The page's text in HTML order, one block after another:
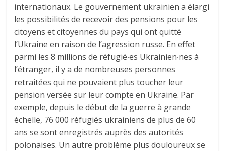
internationaux. Le gouvernement ukrainien a élargi
les possibilités de recevoir des pensions pour les
citoyens et citoyennes du pays qui ont quitté
l’Ukraine en raison de l’agression russe. En effet
parmi les 8 millions de réfugié∙es Ukrainien∙nes à
l’étranger, il y a de nombreuses personnes
retraitées qui ne pouvaient plus toucher leur
pension versée sur leur compte en Ukraine. Par
exemple, depuis le début de la guerre à grande
échelle, 76 000 réfugiés ukrainiens de plus de 60
ans se sont enregistrés auprès des autorités
polonaises. Un autre problème plus douloureux se